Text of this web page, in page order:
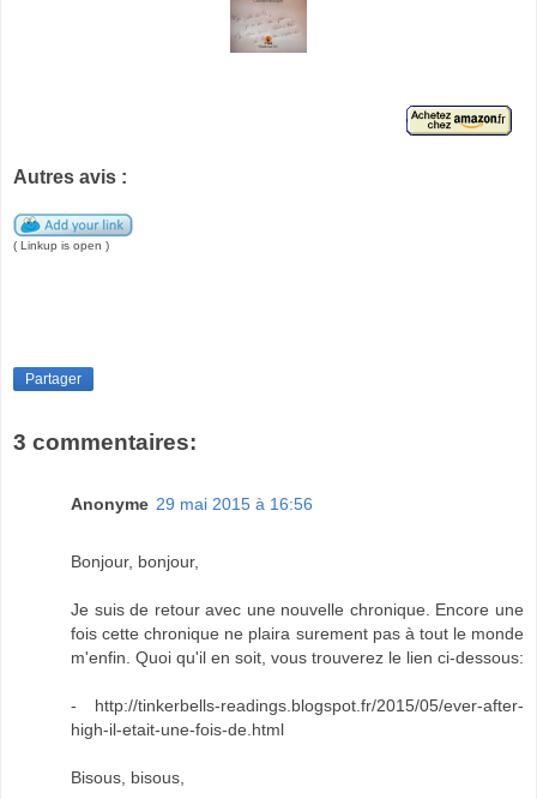
Autres avis :
( Linkup is open )
Partager
3 commentaires:
Anonyme 29 mai 2015 à 16:56
Bonjour, bonjour,
Je suis de retour avec une nouvelle chronique. Encore une
fois cette chronique ne plaira surement pas à tout le monde
m'enfin. Quoi qu'il en soit, vous trouverez le lien ci-dessous:
- http://tinkerbells-readings.blogspot.fr/2015/05/ever-after-
high-il-etait-une-fois-de.html
Bisous, bisous,